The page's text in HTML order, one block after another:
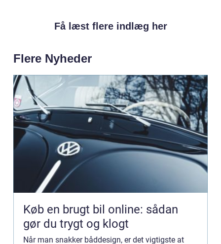
Få læst flere indlæg her
Flere Nyheder
Køb en brugt bil online: sådan
gør du trygt og klogt
Når man snakker båddesign, er det vigtigste at